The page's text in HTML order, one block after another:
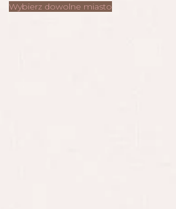
Wybierz dowolne miasto